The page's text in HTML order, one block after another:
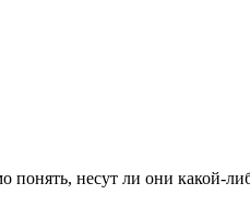
несут ли они какой-